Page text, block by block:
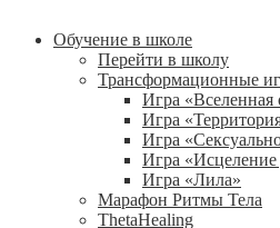
Обучение в школе
Перейти в школу
Трансформационные
Игра
Игра
Игра
Игра «Исцеление
Игра «Лила»
Марафон Ритмы Тела
ThetaHealing